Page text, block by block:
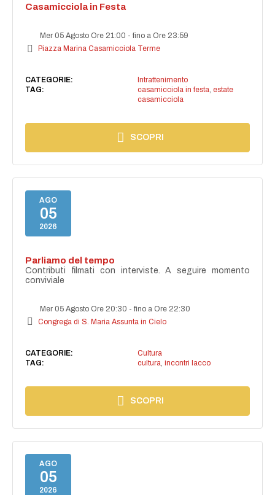
Casamicciola in Festa
Mer 05 Agosto Ore 21:00 -fino a Ore 23:59
Piazza Marina Casamicciola Terme
CATEGORIE:
Intrattenimento
TAG:
casamicciola in festa, estate
casamicciola
SCOPRI
AGO
05
2026
Parliamo del tempo
Contributi filmati con interviste. A seguire momento
conviviale
Mer 05 Agosto Ore 20:30 -fino a Ore 22:30
Congrega di S. Maria Assunta in Cielo
CATEGORIE:
Cultura
TAG:
cultura, incontri lacco
SCOPRI
AGO
05
2026